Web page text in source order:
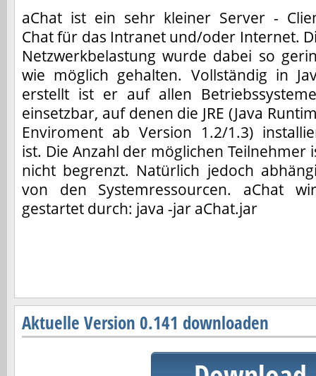
aChat ist ein sehr kleiner Server -
Chat für das Intranet und/oder Internet.
Netzwerkbelastung wurde dabei so
wie möglich gehalten. Vollständig in
erstellt ist er auf allen
einsetzbar, auf denen die JRE (Java
Enviroment ab Version 1.2/1.3)
ist. Die Anzahl der möglichen Teilnehmer
nicht begrenzt. Natürlich jedoch
von den Systemressourcen. aChat
gestartet durch: java -jar aChat.jar
Aktuelle Version 0.141 downloaden